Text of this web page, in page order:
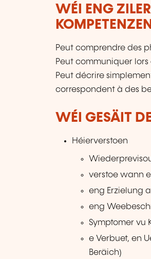
WÉI ENG
Peut comprendre des
Peut communiquer
Peut décrire
correspondent à des
WÉI GESÄIT
Héierverstoen
verstoe wann
eng Erzielung
eng
Symptomer vu
e Verbuet, en
Beräich)